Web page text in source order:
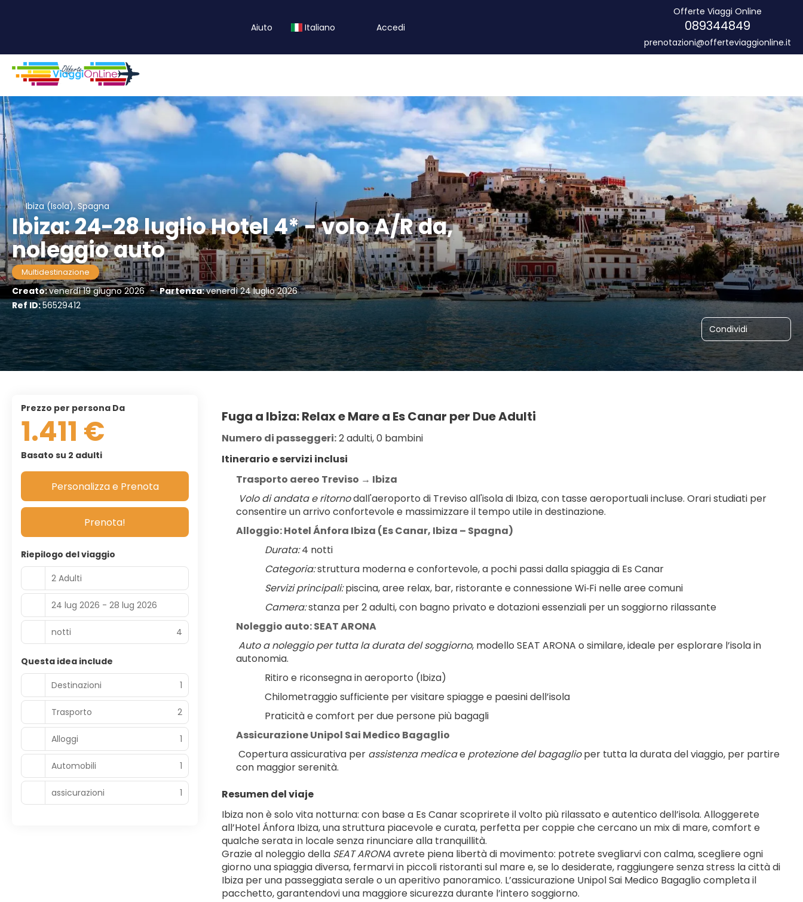
Aiuto Italiano Accedi
Offerte Viaggi Online
089344849
prenotazioni@offerteviaggionline.it
Ibiza (Isola), Spagna
Ibiza: 24-28 luglio Hotel 4* - volo A/R da,
noleggio auto
Multidestinazione
Creato:venerdì 19 giugno 2026 - Partenza:venerdì 24 luglio 2026
Ref ID:56529412
Condividi
Fuga a Ibiza: Relax e Mare a Es Canar per Due Adulti
Numero di passeggeri: 2 adulti, 0 bambini
Itinerario e servizi inclusi
Trasporto aereo Treviso → Ibiza
Volo di andata e ritorno dall'aeroporto di Treviso all'isola di Ibiza, con tasse aeroportuali incluse. Orari studiati per
consentire un arrivo confortevole e massimizzare il tempo utile in destinazione.
Alloggio: Hotel Ánfora Ibiza (Es Canar, Ibiza – Spagna)
Durata: 4 notti
Categoria: struttura moderna e confortevole, a pochi passi dalla spiaggia di Es Canar
Servizi principali: piscina, aree relax, bar, ristorante e connessione Wi‑Fi nelle aree comuni
Camera: stanza per 2 adulti, con bagno privato e dotazioni essenziali per un soggiorno rilassante
Noleggio auto: SEAT ARONA
Auto a noleggio per tutta la durata del soggiorno, modello SEAT ARONA o similare, ideale per esplorare l’isola in
autonomia.
Ritiro e riconsegna in aeroporto (Ibiza)
Chilometraggio sufficiente per visitare spiagge e paesini dell’isola
Praticità e comfort per due persone più bagagli
Assicurazione Unipol Sai Medico Bagaglio
Copertura assicurativa per assistenza medica e protezione del bagaglio per tutta la durata del viaggio, per partire
con maggior serenità.
Resumen del viaje
Ibiza non è solo vita notturna: con base a Es Canar scoprirete il volto più rilassato e autentico dell’isola. Alloggerete
all’Hotel Ánfora Ibiza, una struttura piacevole e curata, perfetta per coppie che cercano un mix di mare, comfort e
qualche serata in locale senza rinunciare alla tranquillità.
Grazie al noleggio della SEAT ARONA avrete piena libertà di movimento: potrete svegliarvi con calma, scegliere ogni
giorno una spiaggia diversa, fermarvi in piccoli ristoranti sul mare e, se lo desiderate, raggiungere senza stress la città di
Ibiza per una passeggiata serale o un aperitivo panoramico. L’assicurazione Unipol Sai Medico Bagaglio completa il
pacchetto, garantendovi una maggiore sicurezza durante l’intero soggiorno.
Prezzo per persona Da
1.411 €
Basato su 2 adulti
Personalizza e Prenota
Prenota!
Riepilogo del viaggio
2 Adulti
24 lug 2026 - 28 lug 2026
notti 4
Questa idea include
Destinazioni
1
Trasporto 2
Alloggi 1
Automobili 1
assicurazioni 1